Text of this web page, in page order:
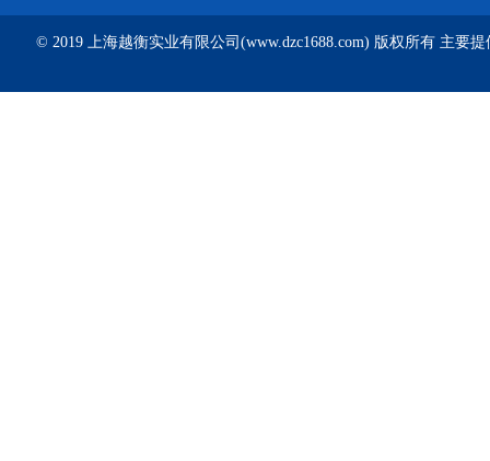
© 2019 上海越衡实业有限公司(www.dzc1688.com) 版权所有 主要提